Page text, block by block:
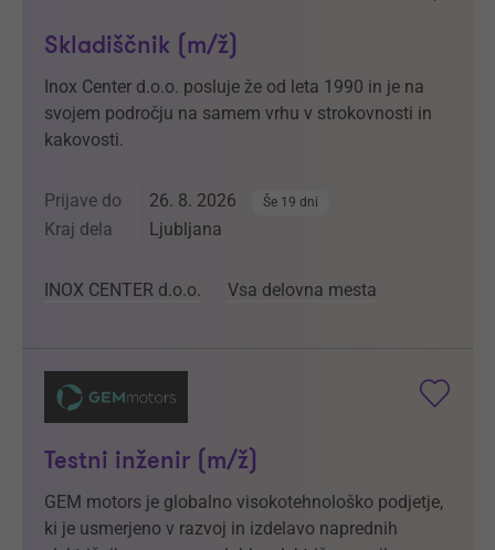
Skladiščnik (m/ž)
Inox Center d.o.o. posluje že od leta 1990 in je na
svojem področju na samem vrhu v strokovnosti in
kakovosti.
Prijave do 26. 8. 2026 Še 19 dni
Kraj dela Ljubljana
INOX CENTER d.o.o. Vsa delovna mesta
Testni inženir (m/ž)
GEM motors je globalno visokotehnološko podjetje,
ki je usmerjeno v razvoj in izdelavo naprednih